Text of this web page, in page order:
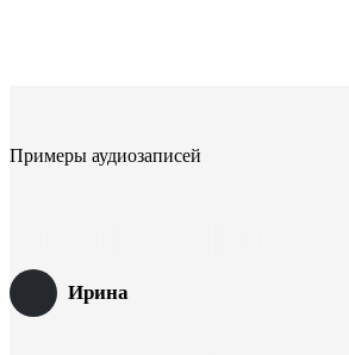
Примеры аудиозаписей
Ирина